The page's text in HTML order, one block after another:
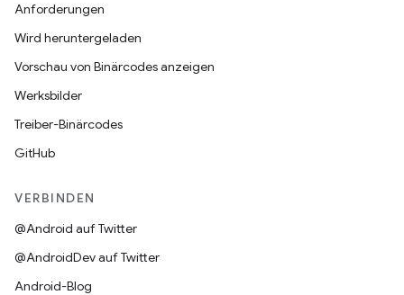
Anforderungen
Wird heruntergeladen
Vorschau von Binärcodes anzeigen
Werksbilder
Treiber-Binärcodes
GitHub
VERBINDEN
@Android auf Twitter
@AndroidDev auf Twitter
Android-Blog